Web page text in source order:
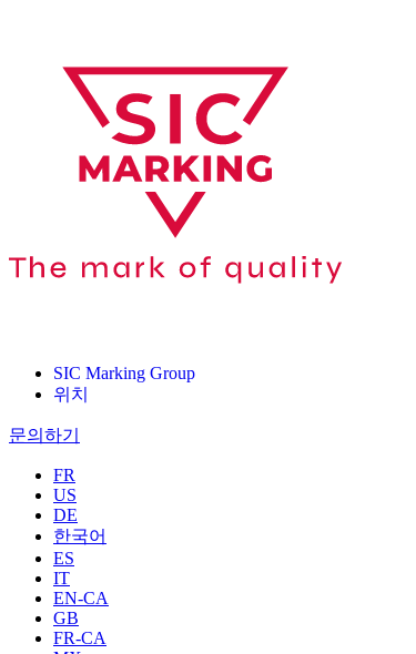
SIC Marking Group
위치
문의하기
FR
US
DE
한국어
ES
IT
EN-CA
GB
FR-CA